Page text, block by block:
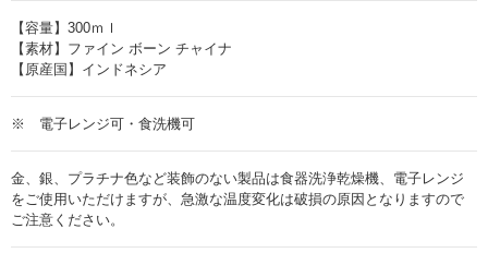
【容量】300ｍｌ
【素材】ファイン ボーン チャイナ
【原産国】インドネシア
※ 電子レンジ可・食洗機可
金、銀、プラチナ色など装飾のない製品は食器洗浄乾燥機、電子レンジ
をご使用いただけますが、急激な温度変化は破損の原因となりますので
ご注意ください。